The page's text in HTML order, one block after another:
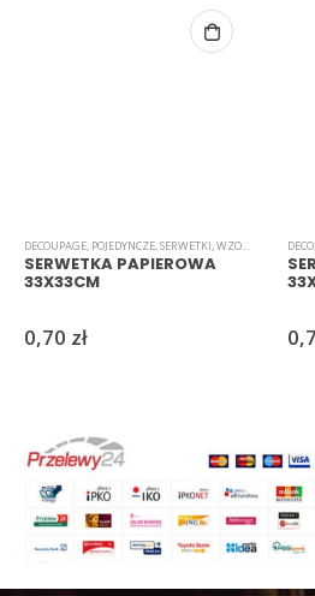
DECOUPAGE, POJEDYNCZE,SERWETKI,WZORY ŁOWICKIE
SERWETKA PAPIEROWA
33X33CM
0,70 zł